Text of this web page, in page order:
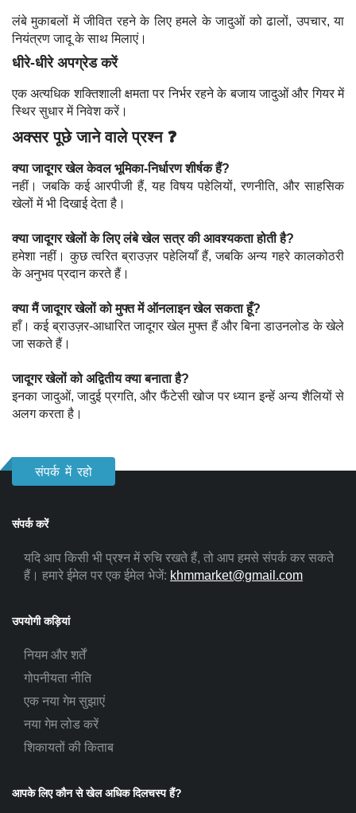
लंबे मुकाबलों में जीवित रहने के लिए हमले के जादुओं को ढालों, उपचार, या
नियंत्रण जादू के साथ मिलाएं।
धीरे-धीरे अपग्रेड करें
एक अत्यधिक शक्तिशाली क्षमता पर निर्भर रहने के बजाय जादुओं और गियर में
स्थिर सुधार में निवेश करें।
अक्सर पूछे जाने वाले प्रश्न ❓
क्या जादूगर खेल केवल भूमिका-निर्धारण शीर्षक हैं?
नहीं। जबकि कई आरपीजी हैं, यह विषय पहेलियों, रणनीति, और साहसिक
खेलों में भी दिखाई देता है।
क्या जादूगर खेलों के लिए लंबे खेल सत्र की आवश्यकता होती है?
हमेशा नहीं। कुछ त्वरित ब्राउज़र पहेलियाँ हैं, जबकि अन्य गहरे कालकोठरी
के अनुभव प्रदान करते हैं।
क्या मैं जादूगर खेलों को मुफ्त में ऑनलाइन खेल सकता हूँ?
हाँ। कई ब्राउज़र-आधारित जादूगर खेल मुफ्त हैं और बिना डाउनलोड के खेले
जा सकते हैं।
जादूगर खेलों को अद्वितीय क्या बनाता है?
इनका जादुओं, जादुई प्रगति, और फैंटेसी खोज पर ध्यान इन्हें अन्य शैलियों से
अलग करता है।
संपर्क में रहो
संपर्क करें
यदि आप किसी भी प्रश्न में रुचि रखते हैं, तो आप हमसे संपर्क कर सकते
हैं। हमारे ईमेल पर एक ईमेल भेजें: khmmarket@gmail.com
उपयोगी कड़ियां
नियम और शर्तें
गोपनीयता नीति
एक नया गेम सुझाएं
नया गेम लोड करें
शिकायतों की किताब
आपके लिए कौन से खेल अधिक दिलचस्प हैं?